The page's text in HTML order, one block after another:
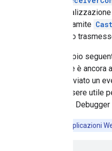
e
l'SDK tramite
vengono
L'esempio
mittente è
viene inviato un
Può essere utile
Remote
le applicazioni